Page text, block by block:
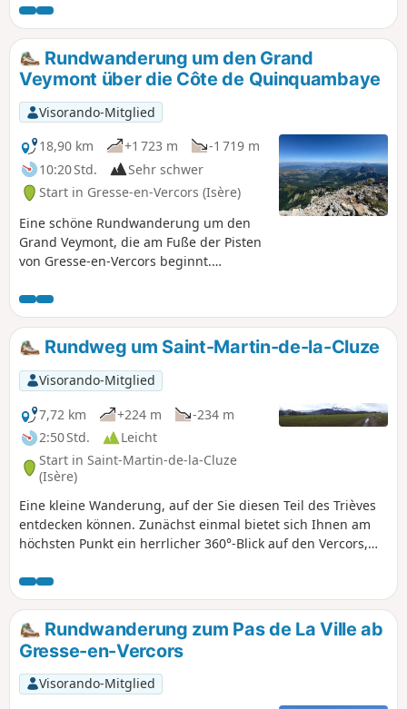
sowie auf die Matheysine und die Gipfel, die die
Seen der Matheysine überragen. Im zweiten,
schattigeren Teil entdecken Sie die umliegenden
Weiler sowie einige Kunstbauten der
touristischen Kleinbahn von La Mure.
Rundwanderung um den Grand
Veymont über die Côte de Quinquambaye
Visorando-Mitglied
18,90 km
+1 723 m
-1 719 m
10:20 Std.
Sehr schwer
Start in Gresse-en-Vercors (Isère)
Eine schöne Rundwanderung um den
Grand Veymont, die am Fuße der Pisten
von Gresse-en-Vercors beginnt.
während der gesamten Wanderung.
Alle Wege sind sehr gut ausgeschilderte
GR®-Wanderwege, man kann sich
unmöglich verlaufen!
Rundweg um Saint-Martin-de-la-Cluze
Visorando-Mitglied
7,72 km
+224 m
-234 m
2:50 Std.
Leicht
Start in Saint-Martin-de-la-Cluze
(Isère)
Eine kleine Wanderung, auf der Sie diesen Teil des Trièves
entdecken können. Zunächst einmal bietet sich Ihnen am
höchsten Punkt ein herrlicher 360°-Blick auf den Vercors,
können Sie einen Blick auf das Drac-Tal und den Lac de
Monteynard werfen und die Trasse der kleinen Bahn von La
Mure am Berghang erkennen.
Rundwanderung zum Pas de La Ville ab
Gresse-en-Vercors
Visorando-Mitglied